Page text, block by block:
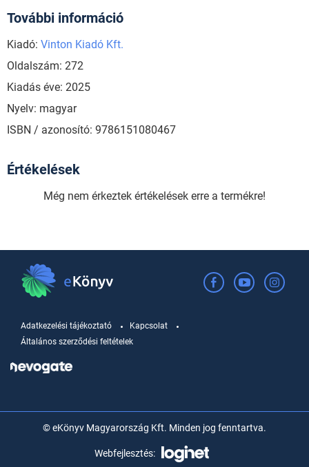
További információ
Kiadó: Vinton Kiadó Kft.
Oldalszám: 272
Kiadás éve: 2025
Nyelv: magyar
ISBN / azonosító: 9786151080467
Értékelések
Még nem érkeztek értékelések erre a termékre!
Adatkezelési tájékoztató
Kapcsolat
Általános szerződési feltételek
© eKönyv Magyarország Kft. Minden jog fenntartva.
Webfejlesztés: